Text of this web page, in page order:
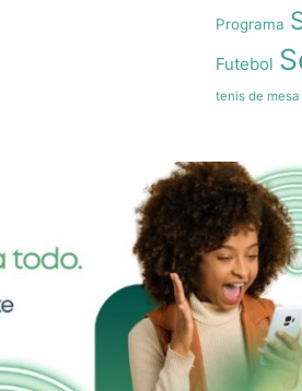
Programa
Futebol
tenis de mesa